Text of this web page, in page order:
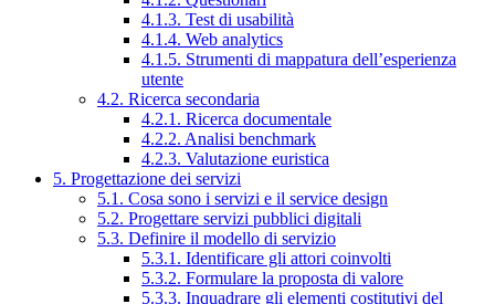
4.1.3. Test di usabilità
4.1.4. Web analytics
4.1.5. Strumenti di mappatura dell’esperienza
utente
4.2. Ricerca secondaria
4.2.1. Ricerca documentale
4.2.2. Analisi benchmark
4.2.3. Valutazione euristica
5. Progettazione dei servizi
5.1. Cosa sono i servizi e il service design
5.2. Progettare servizi pubblici digitali
5.3. Definire il modello di servizio
5.3.1. Identificare gli attori coinvolti
5.3.2. Formulare la proposta di valore
5.3.3. Inquadrare gli elementi costitutivi del